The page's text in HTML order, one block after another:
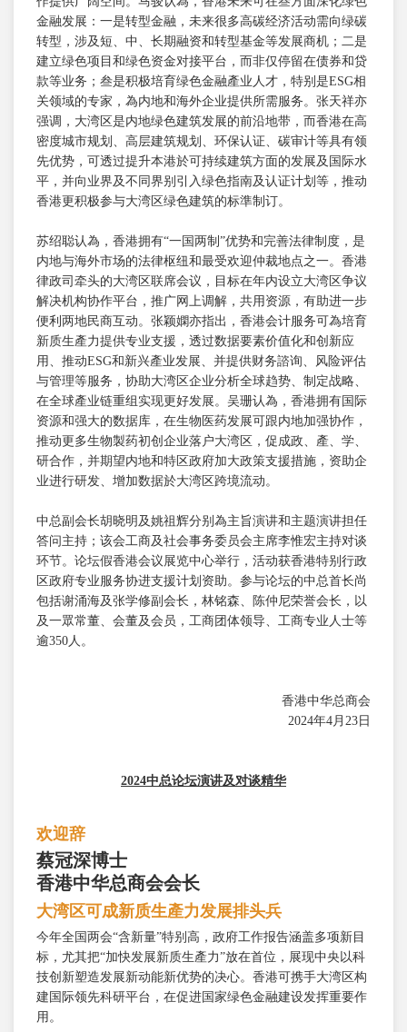
金融发展：一是转型金融，未来很多高碳经济活动需向绿碳
转型，涉及短、中、长期融资和转型基金等发展商机；二是
建立绿色项目和绿色资金对接平台，而非仅停留在债券和贷
款等业务；叁是积极培育绿色金融產业人才，特别是ESG相
关领域的专家，為内地和海外企业提供所需服务。张天祥亦
强调，大湾区是内地绿色建筑发展的前沿地带，而香港在高
密度城市规划、高层建筑规划、环保认证、碳审计等具有领
先优势，可透过提升本港於可持续建筑方面的发展及国际水
平，并向业界及不同界别引入绿色指南及认证计划等，推动
香港更积极参与大湾区绿色建筑的标準制订。
苏绍聪认為，香港拥有“一国两制”优势和完善法律制度，是
内地与海外市场的法律枢纽和最受欢迎仲裁地点之一。香港
律政司牵头的大湾区联席会议，目标在年内设立大湾区争议
解决机构协作平台，推广网上调解，共用资源，有助进一步
便利两地民商互动。张颖嫻亦指出，香港会计服务可為培育
新质生產力提供专业支援，透过数据要素价值化和创新应
用、推动ESG和新兴產业发展、并提供财务諮询、风险评估
与管理等服务，协助大湾区企业分析全球趋势、制定战略、
在全球產业链重组实现更好发展。吴珊认為，香港拥有国际
资源和强大的数据库，在生物医药发展可跟内地加强协作，
推动更多生物製药初创企业落户大湾区，促成政、產、学、
研合作，并期望内地和特区政府加大政策支援措施，资助企
业进行研发、增加数据於大湾区跨境流动。
中总副会长胡晓明及姚祖辉分别為主旨演讲和主题演讲担任
答问主持；该会工商及社会事务委员会主席李惟宏主持对谈
环节。论坛假香港会议展览中心举行，活动获香港特别行政
区政府专业服务协进支援计划资助。参与论坛的中总首长尚
包括谢涌海及张学修副会长，林铭森、陈仲尼荣誉会长，以
及一眾常董、会董及会员，工商团体领导、工商专业人士等
逾350人。
香港中华总商会
2024年4月23日
2024中总论坛演讲及对谈精华
欢迎辞
蔡冠深博士
香港中华总商会会长
大湾区可成新质生產力发展排头兵
今年全国两会“含新量”特别高，政府工作报告涵盖多项新目
标，尤其把“加快发展新质生產力”放在首位，展现中央以科
技创新塑造发展新动能新优势的决心。香港可携手大湾区构
建国际领先科研平台，在促进国家绿色金融建设发挥重要作
用。